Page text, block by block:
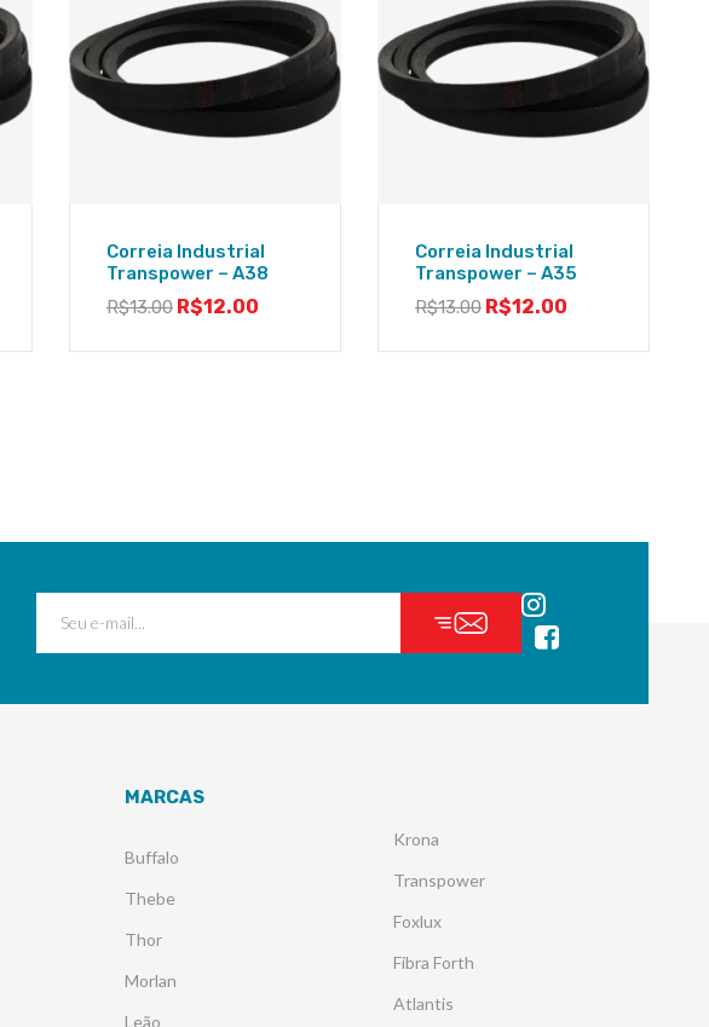
Correia Industrial
Transpower – A38
R$13.00 R$12.00
Correia Industrial
Transpower – A35
R$13.00 R$12.00
MARCAS
Buffalo
Thebe
Thor
Morlan
Leão
Krona
Transpower
Foxlux
Fibra Forth
Atlantis